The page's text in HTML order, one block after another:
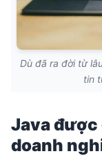
Dù đã ra đời từ
tin
Java được
doanh